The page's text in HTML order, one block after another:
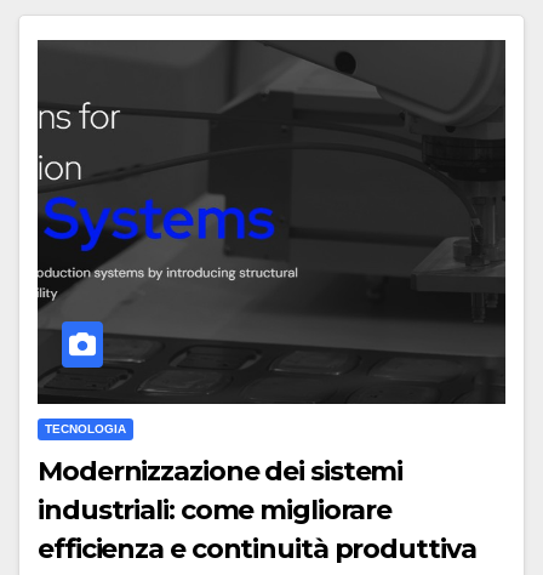
TECNOLOGIA
Modernizzazione dei sistemi
industriali: come migliorare
efficienza e continuità produttiva